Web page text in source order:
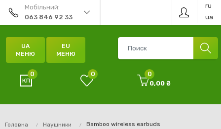
Мобільний:
063 846 92 33
ru
ua
UA
МЕНЮ
EU
МЕНЮ
0 0
0
0,00 ₴
Головна Наушники Bamboo wireless earbuds